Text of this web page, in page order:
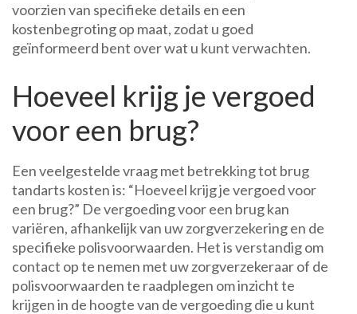
voorzien van specifieke details en een
kostenbegroting op maat, zodat u goed
geïnformeerd bent over wat u kunt verwachten.
Hoeveel krijg je vergoed
voor een brug?
Een veelgestelde vraag met betrekking tot brug
tandarts kosten is: “Hoeveel krijg je vergoed voor
een brug?” De vergoeding voor een brug kan
variëren, afhankelijk van uw zorgverzekering en de
specifieke polisvoorwaarden. Het is verstandig om
contact op te nemen met uw zorgverzekeraar of de
polisvoorwaarden te raadplegen om inzicht te
krijgen in de hoogte van de vergoeding die u kunt